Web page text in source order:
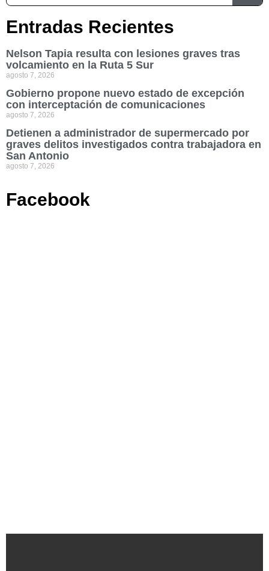
Entradas Recientes
Nelson Tapia resulta con lesiones graves tras
volcamiento en la Ruta 5 Sur
agosto 7, 2026
Gobierno propone nuevo estado de excepción
con interceptación de comunicaciones
agosto 7, 2026
Detienen a administrador de supermercado por
graves delitos investigados contra trabajadora en
San Antonio
agosto 7, 2026
Facebook